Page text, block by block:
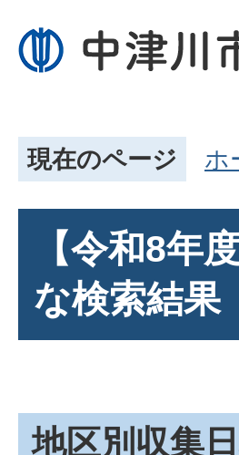
現在のページ ホ
【令和8年
な検索結果
地区別収集